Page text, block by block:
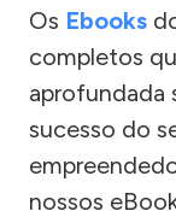
Os Ebooks
completos
aprofundada
sucesso do
nossos